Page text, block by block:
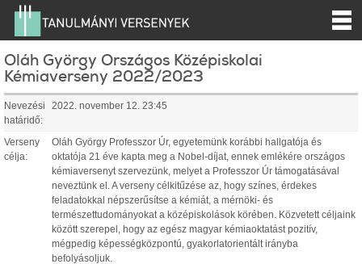
Oláh György Országos Középiskolai
Kémiaverseny 2022/2023
Nevezési
határidő:
2022. november 12. 23:45
Verseny
célja:
Oláh György Professzor Úr, egyetemünk korábbi hallgatója és
oktatója 21 éve kapta meg a Nobel-díjat, ennek emlékére országos
kémiaversenyt szervezünk, melyet a Professzor Úr támogatásával
neveztünk el. A verseny célkitűzése az, hogy színes, érdekes
feladatokkal népszerűsítse a kémiát, a mérnöki- és
természettudományokat a középiskolások körében. Közvetett céljaink
között szerepel, hogy az egész magyar kémiaoktatást pozitív,
mégpedig képességközpontú, gyakorlatorientált irányba
befolyásoljuk.